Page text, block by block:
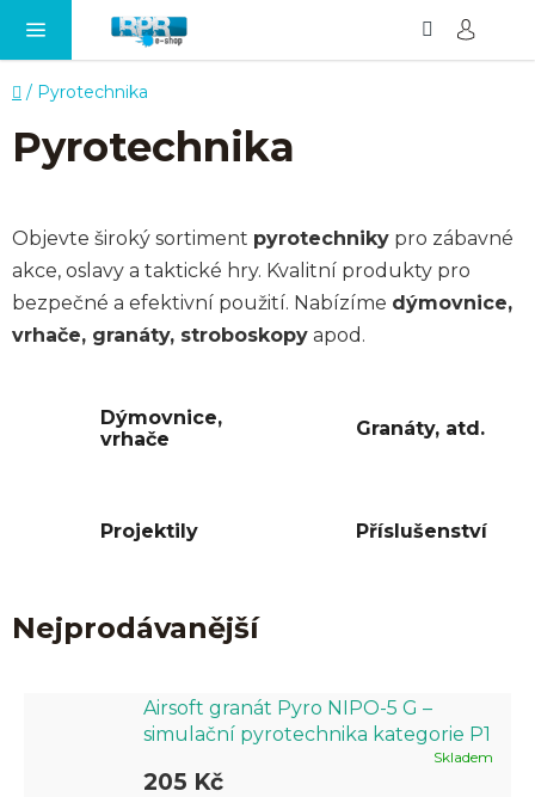
Domů
/ Pyrotechnika
Pyrotechnika
Objevte široký sortiment pyrotechniky pro zábavné
akce, oslavy a taktické hry. Kvalitní produkty pro
bezpečné a efektivní použití. Nabízíme dýmovnice,
vrhače, granáty, stroboskopy apod.
Dýmovnice,
vrhače
Granáty, atd.
Projektily Příslušenství
Nejprodávanější
Airsoft granát Pyro NIPO-5 G –
simulační pyrotechnika kategorie P1
Skladem
205 Kč